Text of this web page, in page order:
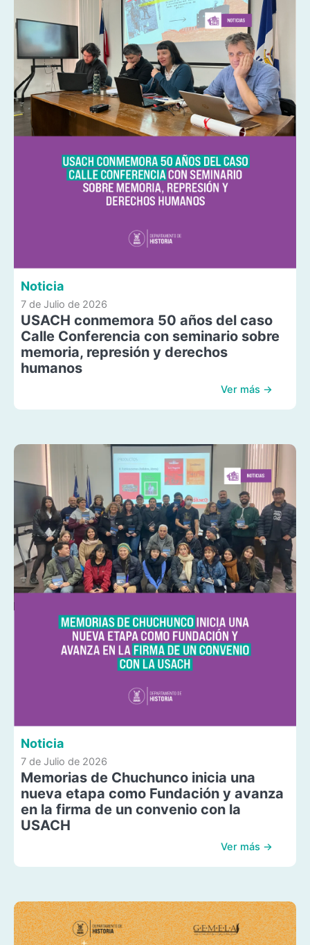
Noticia
7 de Julio de 2026
USACH conmemora 50 años del caso
Calle Conferencia con seminario sobre
memoria, represión y derechos
humanos
Ver más →
Noticia
7 de Julio de 2026
Memorias de Chuchunco inicia una
nueva etapa como Fundación y avanza
en la firma de un convenio con la
USACH
Ver más →